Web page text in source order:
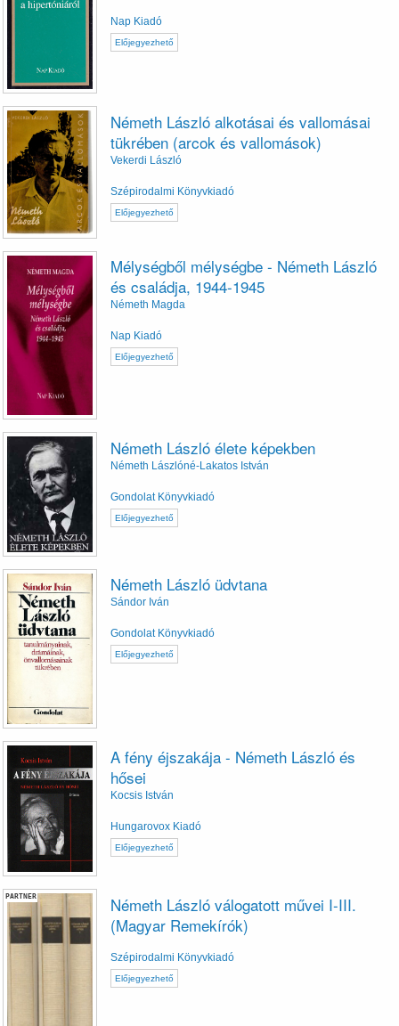
Nap Kiadó
Előjegyezhető
Németh László alkotásai és vallomásai
tükrében (arcok és vallomások)
Vekerdi László
Szépirodalmi Könyvkiadó
Előjegyezhető
Mélységből mélységbe - Németh László
és családja, 1944-1945
Németh Magda
Nap Kiadó
Előjegyezhető
Németh László élete képekben
Németh Lászlóné-Lakatos István
Gondolat Könyvkiadó
Előjegyezhető
Németh László üdvtana
Sándor Iván
Gondolat Könyvkiadó
Előjegyezhető
A fény éjszakája - Németh László és
hősei
Kocsis István
Hungarovox Kiadó
Előjegyezhető
PARTNER
Németh László válogatott művei I-III.
(Magyar Remekírók)
Szépirodalmi Könyvkiadó
Előjegyezhető